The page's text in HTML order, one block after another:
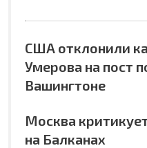
США отклонили
Умерова на пост
Вашингтоне
Москва
на Балканах